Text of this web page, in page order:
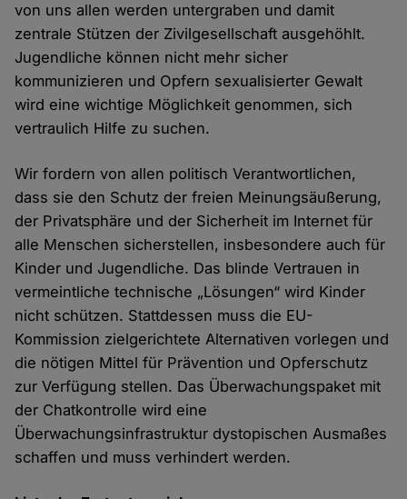
von uns allen werden untergraben und damit
zentrale Stützen der Zivilgesellschaft ausgehöhlt.
Jugendliche können nicht mehr sicher
kommunizieren und Opfern sexualisierter Gewalt
wird eine wichtige Möglichkeit genommen, sich
vertraulich Hilfe zu suchen.
Wir fordern von allen politisch Verantwortlichen,
dass sie den Schutz der freien Meinungsäußerung,
der Privatsphäre und der Sicherheit im Internet für
alle Menschen sicherstellen, insbesondere auch für
Kinder und Jugendliche. Das blinde Vertrauen in
vermeintliche technische „Lösungen“ wird Kinder
nicht schützen. Stattdessen muss die EU-
Kommission zielgerichtete Alternativen vorlegen und
die nötigen Mittel für Prävention und Opferschutz
zur Verfügung stellen. Das Überwachungspaket mit
der Chatkontrolle wird eine
Überwachungsinfrastruktur dystopischen Ausmaßes
schaffen und muss verhindert werden.